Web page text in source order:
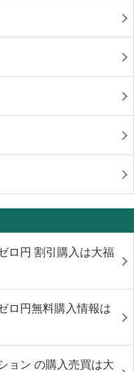
ロ円 割引購入は大福
ロ円無料購入情報は
ョン の購入売買は大